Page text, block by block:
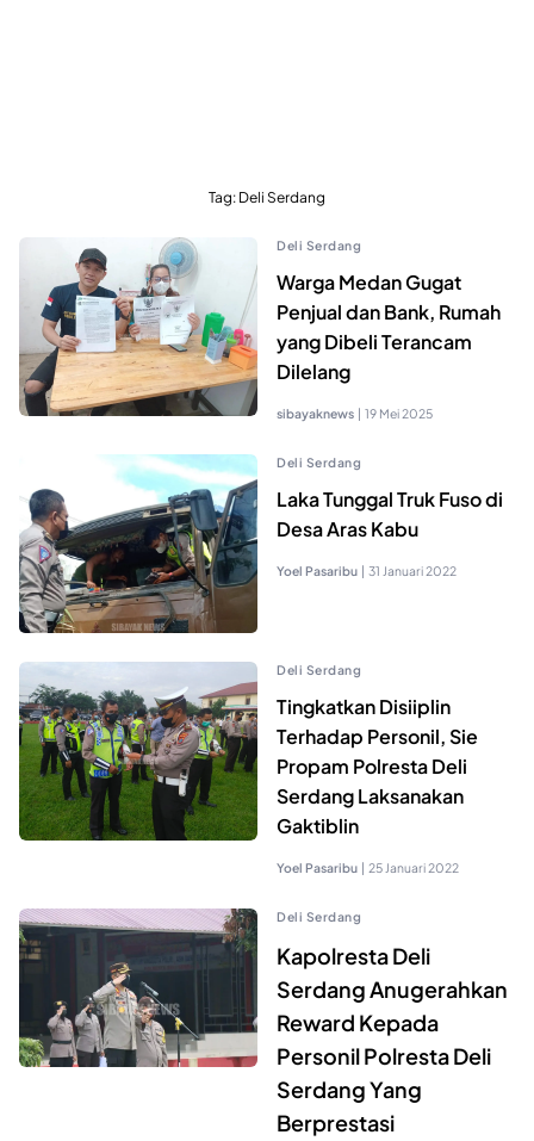
Tag: Deli Serdang
Deli Serdang
Warga Medan Gugat
Penjual dan Bank, Rumah
yang Dibeli Terancam
Dilelang
sibayaknews | 19 Mei 2025
Deli Serdang
Laka Tunggal Truk Fuso di
Desa Aras Kabu
Yoel Pasaribu | 31 Januari 2022
Deli Serdang
Tingkatkan Disiiplin
Terhadap Personil, Sie
Propam Polresta Deli
Serdang Laksanakan
Gaktiblin
Yoel Pasaribu | 25 Januari 2022
Deli Serdang
Kapolresta Deli
Serdang Anugerahkan
Reward Kepada
Personil Polresta Deli
Serdang Yang
Berprestasi